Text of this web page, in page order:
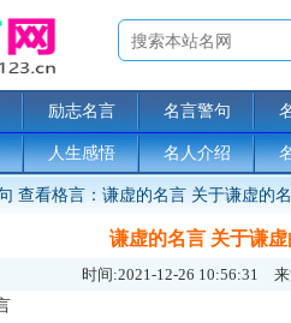
励志名言 名言警句
人生感悟 名人介绍
查看格言：谦虚的名言 关于谦虚的
谦虚的名言 关于谦
时间:2021-12-26 10:56:31 来